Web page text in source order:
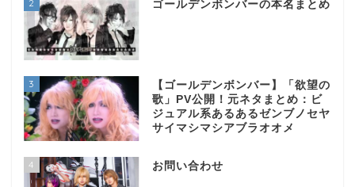
2 ゴールデンボンバーの本名まとめ
3
【ゴールデンボンバー】「欲望の
歌」PV公開！元ネタまとめ：ビ
ジュアル系あるあるゼンブノセヤ
サイマシマシアブラオオメ
4 お問い合わせ